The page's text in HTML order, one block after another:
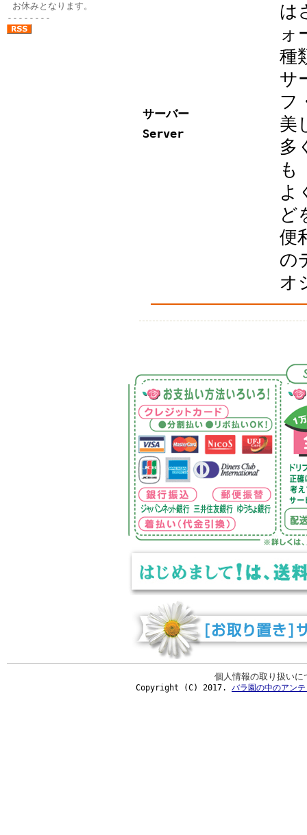
お休みとなります。
--------
サーバー
Server
は
ォ
種
サ
フ
美
多
も
よ
ど
便
の
オ
個人情報の取り扱いに
Copyright (C) 2017. バラ園の中のアン